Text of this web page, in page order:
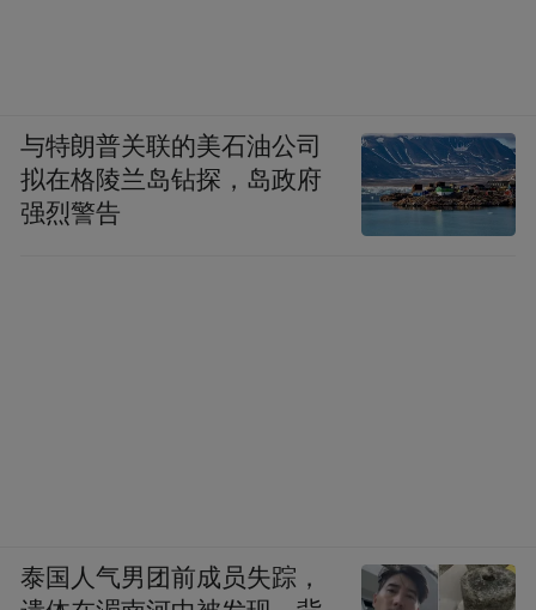
与特朗普关联的美石油公司
拟在格陵兰岛钻探，岛政府
强烈警告
泰国人气男团前成员失踪，